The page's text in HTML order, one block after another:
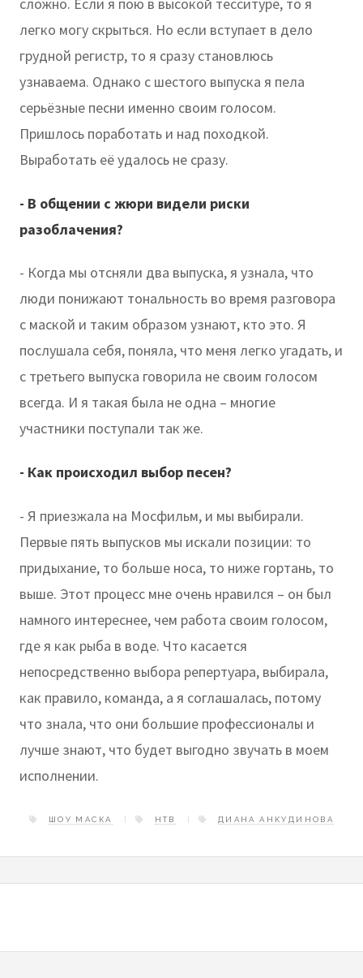
сложно. Если я пою в высокой тесситуре, то я
легко могу скрыться. Но если вступает в дело
грудной регистр, то я сразу становлюсь
узнаваема. Однако с шестого выпуска я пела
серьёзные песни именно своим голосом.
Пришлось поработать и над походкой.
Выработать её удалось не сразу.
- В общении с жюри видели риски
разоблачения?
- Когда мы отсняли два выпуска, я узнала, что
люди понижают тональность во время разговора
с маской и таким образом узнают, кто это. Я
послушала себя, поняла, что меня легко угадать, и
с третьего выпуска говорила не своим голосом
всегда. И я такая была не одна – многие
участники поступали так же.
- Как происходил выбор песен?
- Я приезжала на Мосфильм, и мы выбирали.
Первые пять выпусков мы искали позиции: то
придыхание, то больше носа, то ниже гортань, то
выше. Этот процесс мне очень нравился – он был
намного интереснее, чем работа своим голосом,
где я как рыба в воде. Что касается
непосредственно выбора репертуара, выбирала,
как правило, команда, а я соглашалась, потому
что знала, что они большие профессионалы и
лучше знают, что будет выгодно звучать в моем
исполнении.
ШОУ МАСКА НТВ ДИАНА АНКУДИНОВА